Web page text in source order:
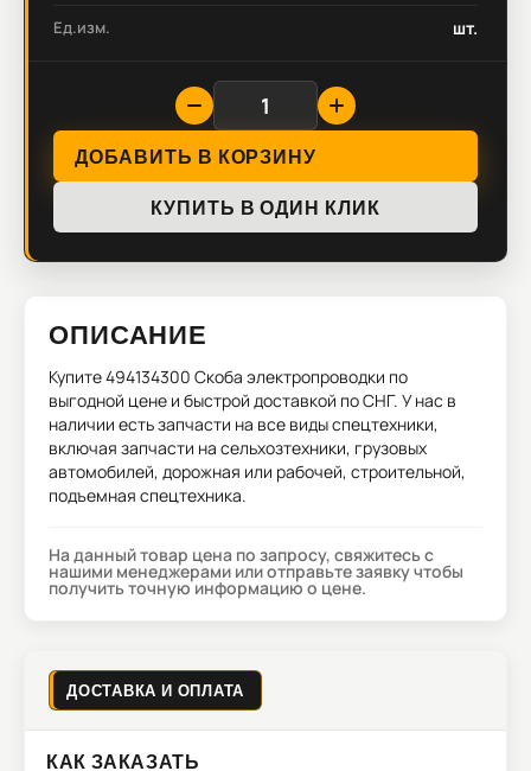
Ед.изм. шт.
ДОБАВИТЬ В КОРЗИНУ
КУПИТЬ В ОДИН КЛИК
ОПИСАНИЕ
Купите494134300 Скоба электропроводки по
выгодной цене и быстрой доставкой по СНГ. У нас в
наличии есть запчасти на все виды спецтехники,
включая запчасти на сельхозтехники, грузовых
автомобилей, дорожная или рабочей, строительной,
подъемная спецтехника.
На данный товар цена по запросу, свяжитесь с
нашими менеджерами или отправьте заявку чтобы
получить точную информацию о цене.
ДОСТАВКА И ОПЛАТА
КАК ЗАКАЗАТЬ